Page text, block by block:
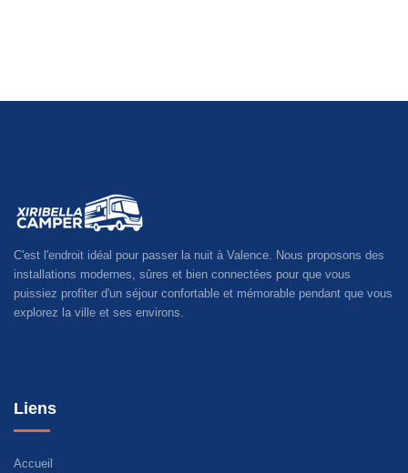
C'est l'endroit idéal pour passer la nuit à Valence. Nous proposons des
installations modernes, sûres et bien connectées pour que vous
puissiez profiter d'un séjour confortable et mémorable pendant que vous
explorez la ville et ses environs.
Liens
Accueil